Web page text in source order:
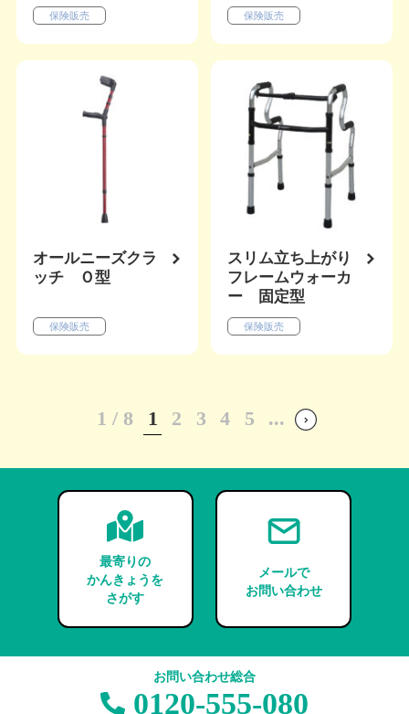
保険販売 保険販売
オールニーズクラ
ッチ Ｏ型
保険販売
スリム立ち上がり
フレームウォーカ
ー 固定型
保険販売
1 / 8 1 2 3 4 5 ... »
最寄りの
かんきょうを
さがす
メールで
お問い合わせ
お問い合わせ総合
0120-555-080